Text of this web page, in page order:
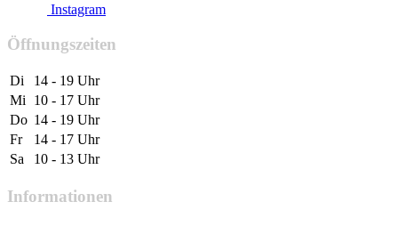
Instagram
Öffnungszeiten
Di
14 - 19 Uhr
Mi
10 - 17 Uhr
Do 14 - 19 Uhr
Fr
14 - 17 Uhr
Sa
10 - 13 Uhr
Informationen